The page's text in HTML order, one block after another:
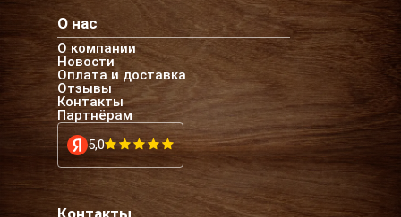
О нас
О компании
Новости
Оплата и доставка
Отзывы
Контакты
Партнёрам
5,0
Контакты